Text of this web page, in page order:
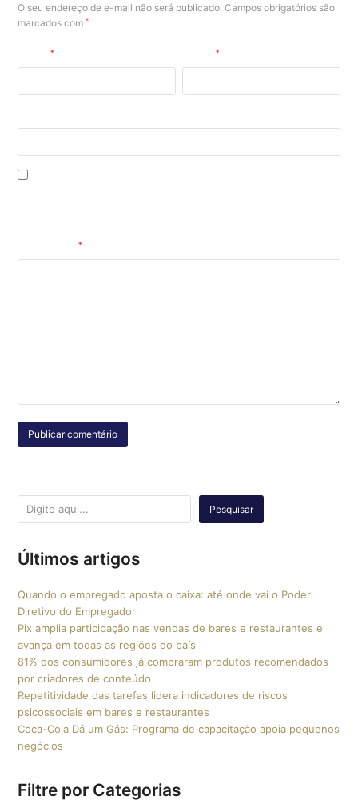
O seu endereço de e-mail não será publicado. Campos obrigatórios são
marcados com*
Nome* E-mail*
Comentário*
Pesquisar
Últimos artigos
Quando o empregado aposta o caixa: até onde vai o Poder
Diretivo do Empregador
Pix amplia participação nas vendas de bares e restaurantes e
avança em todas as regiões do país
81% dos consumidores já compraram produtos recomendados
por criadores de conteúdo
Repetitividade das tarefas lidera indicadores de riscos
psicossociais em bares e restaurantes
Coca-Cola Dá um Gás: Programa de capacitação apoia pequenos
negócios
Filtre por Categorias